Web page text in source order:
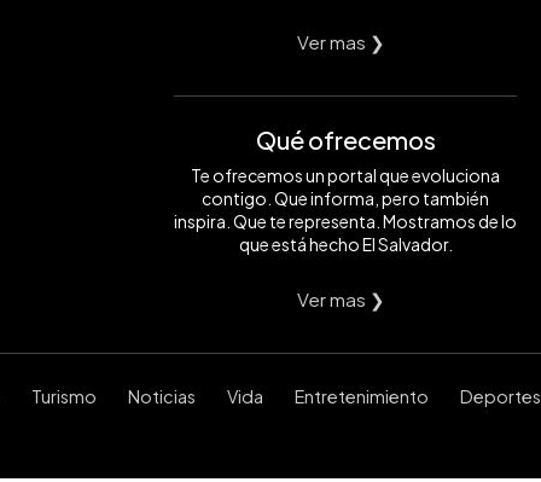
Ver mas ❯
Qué ofrecemos
Te ofrecemos un portal que evoluciona
contigo. Que informa, pero también
inspira. Que te representa. Mostramos de lo
que está hecho El Salvador.
Ver mas ❯
Turismo Noticias Vida Entretenimiento Deportes